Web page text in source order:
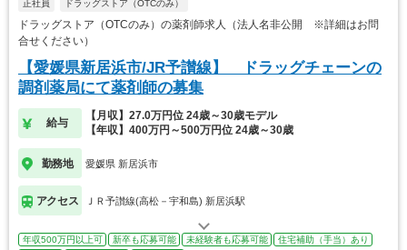
正社員 ドラッグストア（OTCのみ）
ドラッグストア（OTCのみ）の薬剤師求人（法人名非公開 ※詳細はお問
合せください）
【愛媛県新居浜市/JR予讃線】 ドラッグチェーンの
調剤薬局にて薬剤師の募集
給与
【月収】27.0万円位 24歳～30歳モデル
【年収】400万円～500万円位 24歳～30歳
勤務地 愛媛県 新居浜市
アクセス ＪＲ予讃線(高松－宇和島) 新居浜駅
年収500万円以上可 新卒も応募可能 未経験者も応募可能
住宅補助（手当）あり